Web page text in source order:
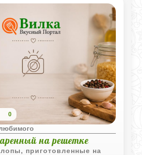
0
на решетке
приготовленные на